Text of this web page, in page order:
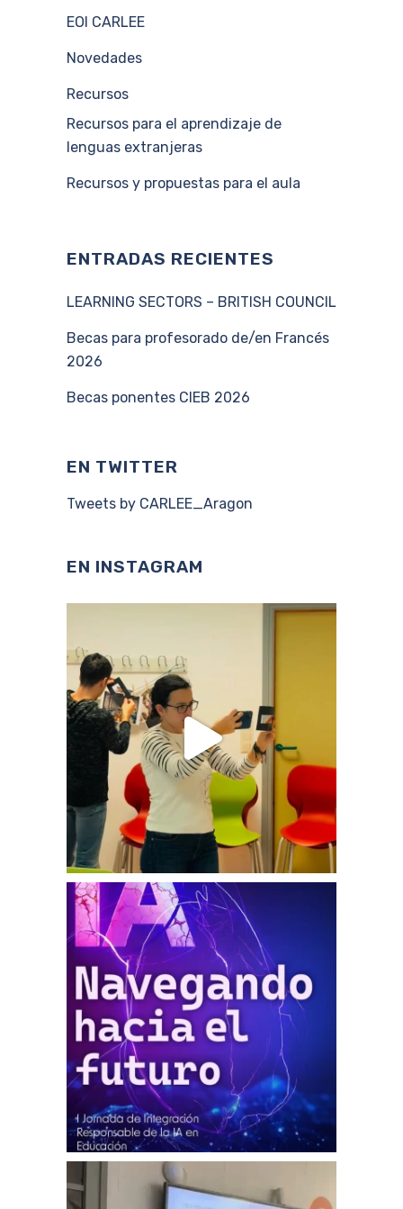
EOI CARLEE
Novedades
Recursos
Recursos para el aprendizaje de
lenguas extranjeras
Recursos y propuestas para el aula
ENTRADAS RECIENTES
LEARNING SECTORS – BRITISH COUNCIL
Becas para profesorado de/en Francés
2026
Becas ponentes CIEB 2026
EN TWITTER
Tweets by CARLEE_Aragon
EN INSTAGRAM